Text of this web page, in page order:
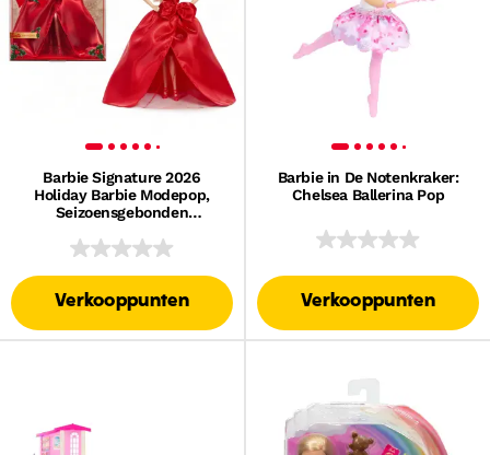
Barbie Signature 2026
Holiday Barbie Modepop,
Seizoensgebonden
Een Rode Avondjurk Met
Verkooppunten
Barbie in De Notenkraker:
Chelsea Ballerina Pop
Verkooppunten